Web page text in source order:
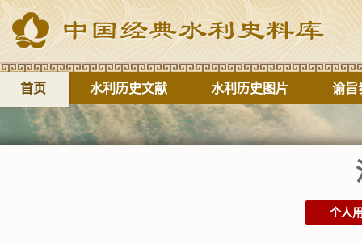
首页 水利历史文献 水利历史图片 谕旨
个人